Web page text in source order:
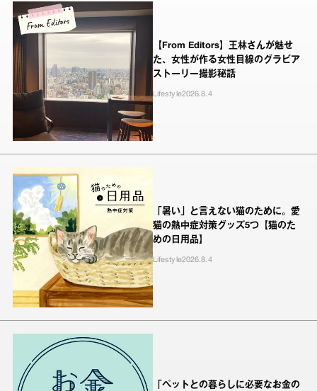
【From Editors】王林さんが魅せ
た、女性が作る女性目線のグラビア
ストーリー撮影秘話
Lifestyle2026.8.4
「暑い」と言えない猫のために。愛
猫の熱中症対策グッズ5つ【猫のた
めの日用品】
Lifestyle2026.8.4
「ペットとの暮らしに必要なお金の